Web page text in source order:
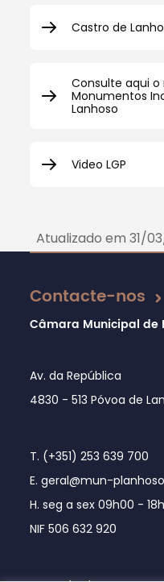
Castro de
Consulte aqui
Monumentos
Lanhoso
Video LGP
Atualizado em 31/
Contacte-nos
Câmara Municipal de
Av. da República
4830 - 513 Póvoa de
T. (+351) 253 639 700
E. geral@mun-
H. seg a sex 09h00 -
NIF 506 632 920